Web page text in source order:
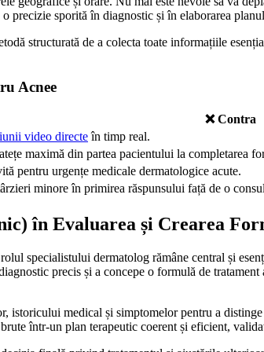
precizie sporită în diagnostic și în elaborarea
structurată de a colecta toate informațiile
Acnee
❌ Contra
video directeîn timp real.
maximă din partea pacientului la completarea
pentru urgențe medicale dermatologice acute.
minore în primirea răspunsului față de o
în Evaluarea și Crearea
specialistului dermatolog rămâne central și
precis și a concepe o formulă de tratament
istoricului medical și simptomelor pentru a
într-un plan terapeutic coerent și eficient,